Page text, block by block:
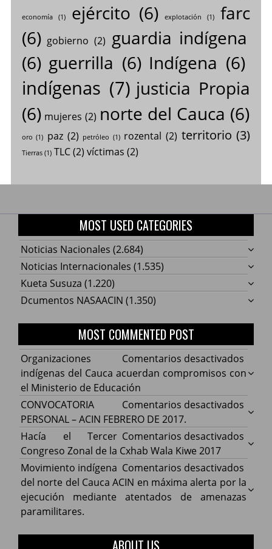
economía(1) ejército (6) explotación (1)
farc
(6) gobierno (2) guardia indígena
(6) guerrilla (6) Indígena (6)
indígenas (7) justicia Propia
(6) mujeres (2) norte del Cauca (6)
oro (1) paz (2) petróleo (1) rozental (2) territorio (3)
Tierras(1) TLC(2) víctimas (2)
MOST USED CATEGORIES
Noticias Nacionales (2.684)
Noticias Internacionales (1.535)
Kueta Susuza (1.220)
Dcumentos NASAACIN (1.350)
MOST COMMENTED POST
Comentarios desactivados
Cauca
con
de
Organizaciones
indígenas del Cauca acuerdan compromisos con
el Ministerio de Educación
Comentarios desactivados
ACIN
DE
CONVOCATORIA
PERSONAL – ACIN FEBRERO DE 2017.
Comentarios desactivados
Hacía
la
Hacía el Tercer
Congreso Zonal de la Cxhab Wala Kiwe 2017
Comentarios desactivados
Movimiento indígena
del norte del Cauca ACIN en máxima alerta por la
ejecución mediante atentados de amenazas
paramilitares.
ABOUT US